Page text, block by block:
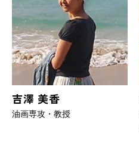
吉澤 美香
油画専攻・教授